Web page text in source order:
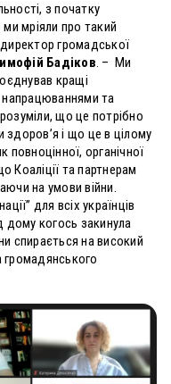
з початку
ми мріяли про такий
громадської
Бадіков. – Ми
кращі
напрацюваннями та
що це потрібно
і що це в цілому
повноцінної, органічної
та партнерам
на умови війни.
для всіх українців
дому когось закинула
спирається на високий
громадянського